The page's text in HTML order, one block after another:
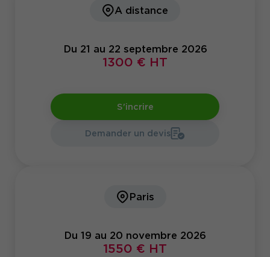
A distance
Du 21 au 22 septembre 2026
1300 € HT
S'incrire
Demander un devis
Paris
Du 19 au 20 novembre 2026
1550 € HT